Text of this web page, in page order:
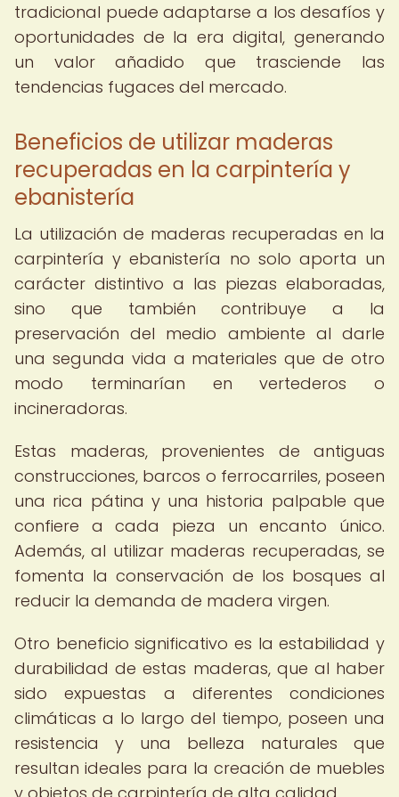
tradicional puede adaptarse a los desafíos y
oportunidades de la era digital, generando
un valor añadido que trasciende las
tendencias fugaces del mercado.
Beneficios de utilizar maderas
recuperadas en la carpintería y
ebanistería
La utilización de maderas recuperadas en la
carpintería y ebanistería no solo aporta un
carácter distintivo a las piezas elaboradas,
sino que también contribuye a la
preservación del medio ambiente al darle
una segunda vida a materiales que de otro
modo terminarían en vertederos o
incineradoras.
Estas maderas, provenientes de antiguas
construcciones, barcos o ferrocarriles, poseen
una rica pátina y una historia palpable que
confiere a cada pieza un encanto único.
Además, al utilizar maderas recuperadas, se
fomenta la conservación de los bosques al
reducir la demanda de madera virgen.
Otro beneficio significativo es la estabilidad y
durabilidad de estas maderas, que al haber
sido expuestas a diferentes condiciones
climáticas a lo largo del tiempo, poseen una
resistencia y una belleza naturales que
resultan ideales para la creación de muebles